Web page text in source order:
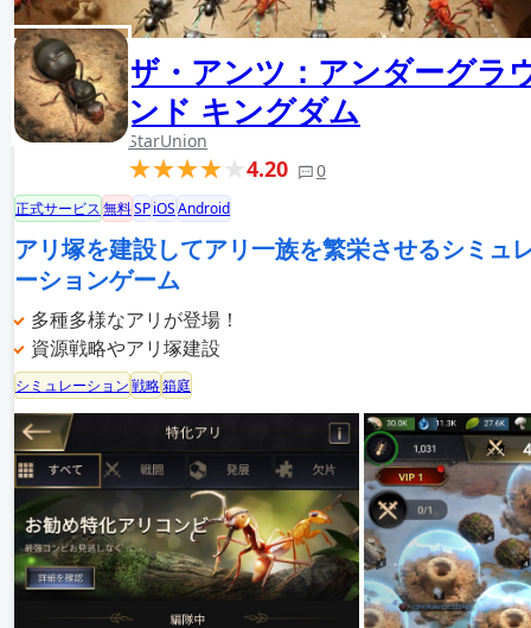
ザ・アンツ：アンダーグラ
ンド キングダム
StarUnion
4.20 0
正式サービス無料SPiOSAndroid
アリ塚を建設してアリ一族を繁栄させるシミュ
ーションゲーム
多種多様なアリが登場！
資源戦略やアリ塚建設
シミュレーション戦略箱庭